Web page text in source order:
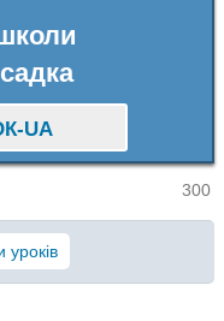
UA
300
уроків